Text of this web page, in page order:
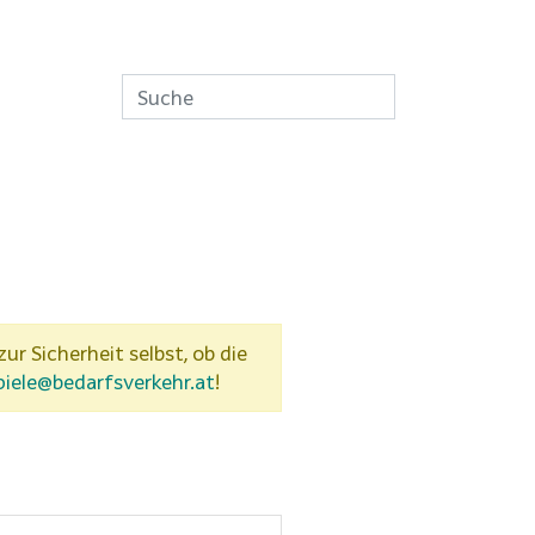
Sicherheit selbst, ob die
!